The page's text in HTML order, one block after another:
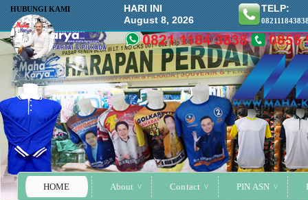
HOME About Contact PIN ASN
HUBUNGI KAMI
HARI INI
August 8, 2026
TELP: